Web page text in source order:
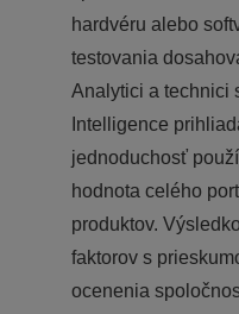
hardvéru alebo
testovania
Analytici a technici
Intelligence
jednoduchosť
hodnota celého
produktov.
faktorov s
ocenenia